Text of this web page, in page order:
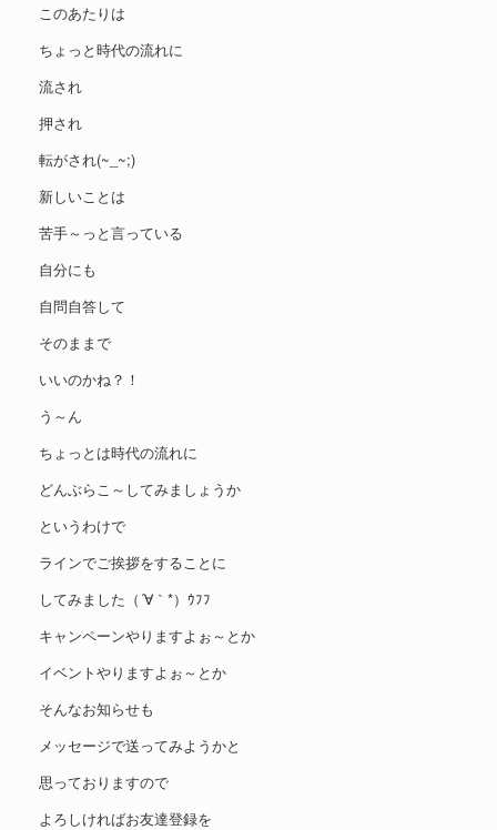
このあたりは
ちょっと時代の流れに
流され
押され
転がされ(~_~;)
新しいことは
苦手～っと言っている
自分にも
自問自答して
そのままで
いいのかね？！
う～ん
ちょっとは時代の流れに
どんぶらこ～してみましょうか
というわけで
ラインでご挨拶をすることに
してみました（´∀｀*）ｳﾌﾌ
キャンペーンやりますよぉ～とか
イベントやりますよぉ～とか
そんなお知らせも
メッセージで送ってみようかと
思っておりますので
よろしければお友達登録を